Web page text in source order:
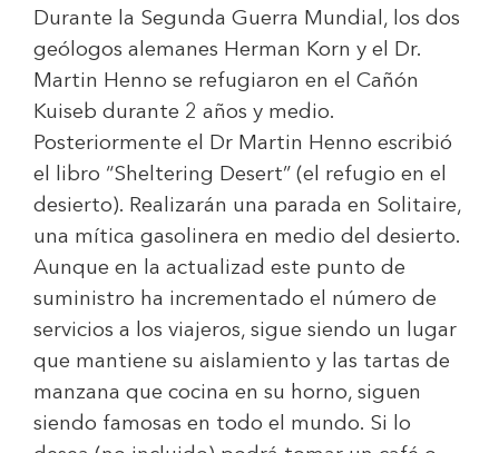
Durante la Segunda Guerra Mundial, los dos
geólogos alemanes Herman Korn y el Dr.
Martin Henno se refugiaron en el Cañón
Kuiseb durante 2 años y medio.
Posteriormente el Dr Martin Henno escribió
el libro “Sheltering Desert” (el refugio en el
desierto). Realizarán una parada en Solitaire,
una mítica gasolinera en medio del desierto.
Aunque en la actualizad este punto de
suministro ha incrementado el número de
servicios a los viajeros, sigue siendo un lugar
que mantiene su aislamiento y las tartas de
manzana que cocina en su horno, siguen
siendo famosas en todo el mundo. Si lo